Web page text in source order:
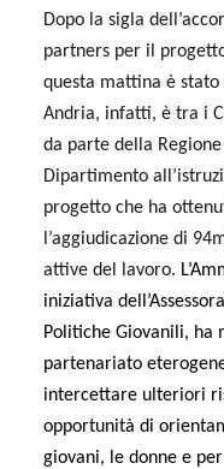
Dopo la sigla
partners per il
questa mattina è
Andria, infatti, è tra i
da parte della
Dipartimento
progetto che ha
l’aggiudicazione di
attive del lavoro.
iniziativa
Politiche Giovanili, ha
partenariato
intercettare ulteriori
opportunità di
giovani, le donne e